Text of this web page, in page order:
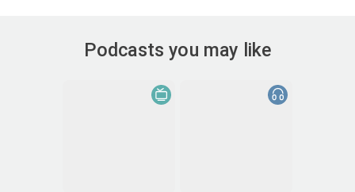
Podcasts you may like